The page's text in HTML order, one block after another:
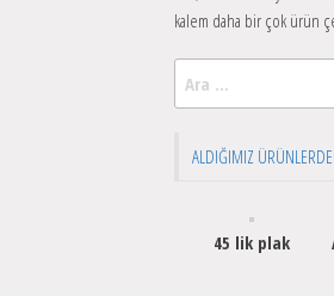
kalem daha bir çok ürün
ALDIĞIMIZ
45 lik plak